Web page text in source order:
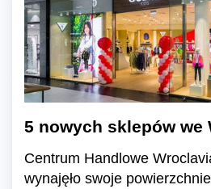
5 nowych sklepów we
Centrum Handlowe
wynajęło swoje